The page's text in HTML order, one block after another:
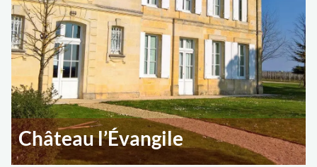
Château l’Évangile